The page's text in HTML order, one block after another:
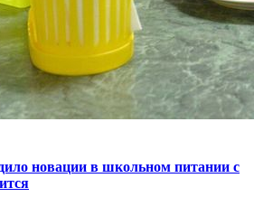
новации в школьном питании с